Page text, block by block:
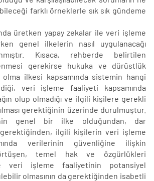
farklı örneklerle sık sık gündeme
üretken yapay zekalar ile veri işleme
genel ilkelerin nasıl uygulanacağı
Kısaca, rehberde belirtilen
gerekirse hukuka ve dürüstlük
olma ilkesi kapsamında sistemin hangi
veri işleme faaliyeti kapsamında
olup olmadığı ve ilgili kişilere gerekli
gerektiğinin üzerinde durulmuştur.
genel bir ilke olduğundan, dar
gerektiğinden, ilgili kişilerin veri işleme
verilerinin güvenliğine ilişkin
temel hak ve özgürlükleri
veri işleme faaliyetinin potansiyel
olmasının da gerektiğinden isabetli